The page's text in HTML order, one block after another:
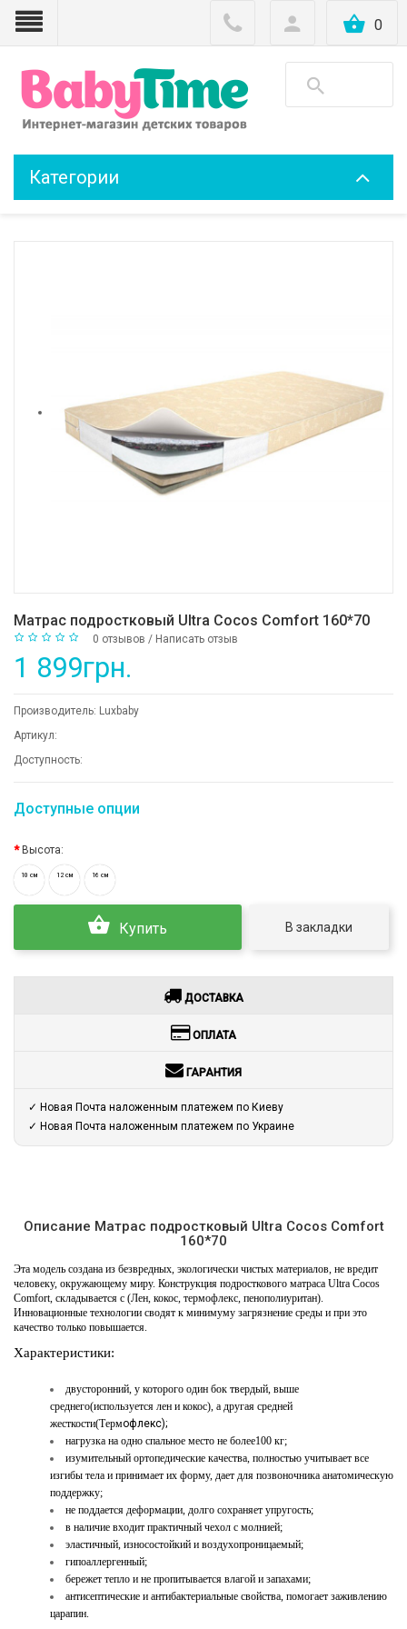
0
Категории
Матрас подростковый Ultra Cocos Comfort 160*70
0 отзывов / Написать отзыв
1 899грн.
Производитель: Luxbaby
Артикул:
Доступность:
Доступные опции
Высота:
10 см 12 см 16 см
Купить В закладки
ДОСТАВКА
ОПЛАТА
ГАРАНТИЯ
✓ Новая Почта наложенным платежем по Киеву
✓ Новая Почта наложенным платежем по Украине
Описание Матрас подростковый Ultra Cocos Comfort
160*70
Эта модель создана из безвредных, экологически чистых материалов, не вредит
человеку, окружающему миру. Конструкция подросткового матраса Ultra Cocos
Comfort, складывается с (Лен, кокос, термофлекс, пенополиуритан).
Инновационные технологии сводят к минимуму загрязнение среды и при это
качество только повышается.
Характеристики:
двусторонний, у которого один бок твердый, выше
среднего(используется лен и кокос), а другая средней
жесткости(Термофлекс);
нагрузка на одно спальное место не более100 кг;
изумительный ортопедические качества, полностью учитывает все
изгибы тела и принимает их форму, дает для позвоночника анатомическую
поддержку;
не поддается деформации, долго сохраняет упругость;
в наличие входит практичный чехол с молнией;
эластичный, износостойкий и воздухопроницаемый;
гипоаллергенный;
бережет тепло и не пропитывается влагой и запахами;
антисептические и антибактериальные свойства, помогает заживлению
царапин.